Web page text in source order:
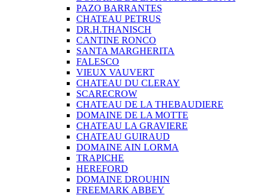
PAZO BARRANTES
CHATEAU PETRUS
DR.H.THANISCH
CANTINE RONCO
SANTA MARGHERITA
FALESCO
VIEUX VAUVERT
CHATEAU DU CLERAY
SCARECROW
CHATEAU DE LA THEBAUDIERE
DOMAINE DE LA MOTTE
CHATEAU LA GRAVIERE
CHATEAU GUIRAUD
DOMAINE AIN LORMA
TRAPICHE
HEREFORD
DOMAINE DROUHIN
FREEMARK ABBEY